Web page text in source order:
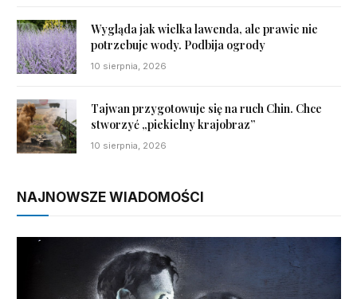
Wygląda jak wielka lawenda, ale prawie nie
potrzebuje wody. Podbija ogrody
10 sierpnia, 2026
Tajwan przygotowuje się na ruch Chin. Chce
stworzyć „piekielny krajobraz”
10 sierpnia, 2026
NAJNOWSZE WIADOMOŚCI